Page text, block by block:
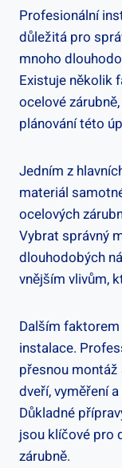
Profesionální
důležitá pro
mnoho
Existuje několik
ocelové
plánování této
Jedním z
materiál
ocelových
Vybrat správný
dlouhodobých
vnějším vlivům,
Dalším
instalace.
přesnou
dveří, vyměření
Důkladné
jsou klíčové pro
zárubně.